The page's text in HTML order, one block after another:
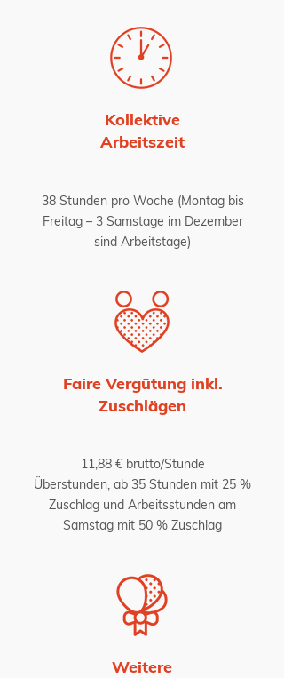
Kollektive
Arbeitszeit
38 Stunden pro Woche (Montag bis
Freitag – 3 Samstage im Dezember
sind Arbeitstage)
Faire Vergütung inkl.
Zuschlägen
11,88 € brutto/Stunde
Überstunden, ab 35 Stunden mit 25 %
Zuschlag und Arbeitsstunden am
Samstag mit 50 % Zuschlag
Weitere